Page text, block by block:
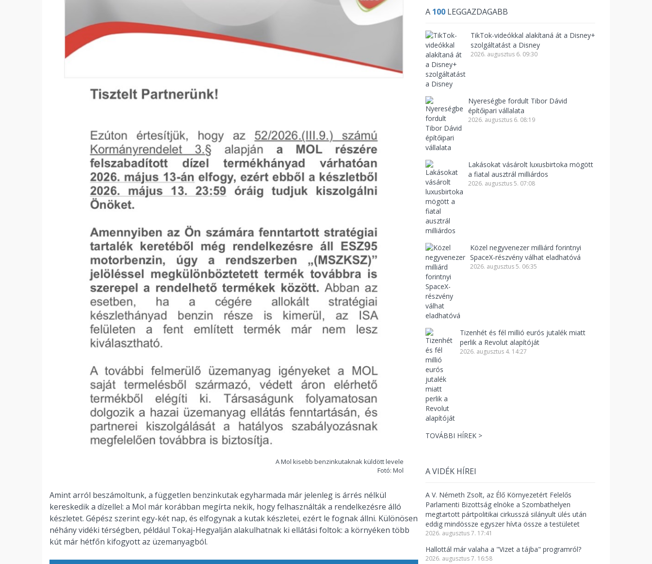
A Mol kisebb benzinkutaknak küldött levele
Fotó: Mol
Amint arról beszámoltunk, a független benzinkutak egyharmada már jelenleg is árrés nélkül
kereskedik a dízellel: a Mol már korábban megírta nekik, hogy felhasználták a rendelkezésre álló
készletet. Gépész szerint egy-két nap, és elfogynak a kutak készletei, ezért le fognak állni. Különösen
néhány vidéki térségben, például Tokaj-Hegyalján alakulhatnak ki ellátási foltok: a környéken több
kút már hétfőn kifogyott az üzemanyagból.
A 100 LEGGAZDAGABB
TikTok-videókkal alakítaná át a Disney+
szolgáltatást a Disney
2026. augusztus 6. 09:30
Nyereségbe fordult Tibor Dávid
építőipari vállalata
2026. augusztus 6. 08:19
Lakásokat vásárolt luxusbirtoka mögött
a fiatal ausztrál milliárdos
2026. augusztus 5. 07:08
Közel negyvenezer milliárd forintnyi
SpaceX-részvény válhat eladhatóvá
2026. augusztus 5. 06:35
Tizenhét és fél millió eurós jutalék miatt
perlik a Revolut alapítóját
2026. augusztus 4. 14:27
TOVÁBBI HÍREK >
A VIDÉK HÍREI
A V. Németh Zsolt, az Élő Környezetért Felelős
Parlamenti Bizottság elnöke a Szombathelyen
megtartott pártpolitikai cirkusszá silányult ülés után
eddig mindössze egyszer hívta össze a testületet
2026. augusztus 7. 17:41
Hallottál már valaha a "Vizet a tájba" programról?
2026. augusztus 7. 16:58